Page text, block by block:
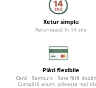
Cantare corporale
Mobilier pentru baie
Retur simplu
Returnează în 14 zile
Plăti flexibile
Card · Ramburs · Rate fără
Cumpără acum, plătește mai